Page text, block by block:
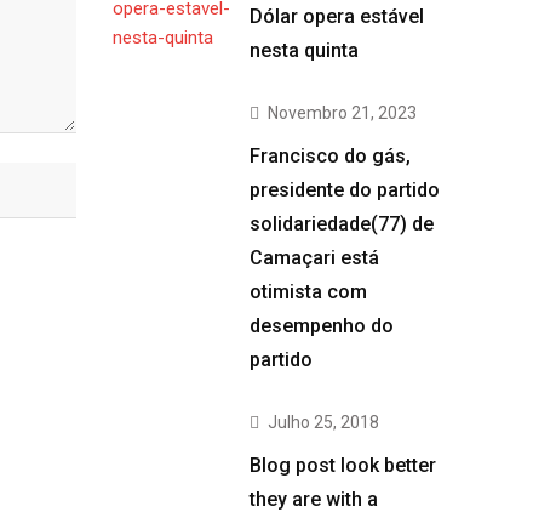
Dólar opera estável
nesta quinta
Novembro 21, 2023
Francisco do gás,
presidente do partido
solidariedade(77) de
Camaçari está
otimista com
desempenho do
partido
Julho 25, 2018
Blog post look better
they are with a